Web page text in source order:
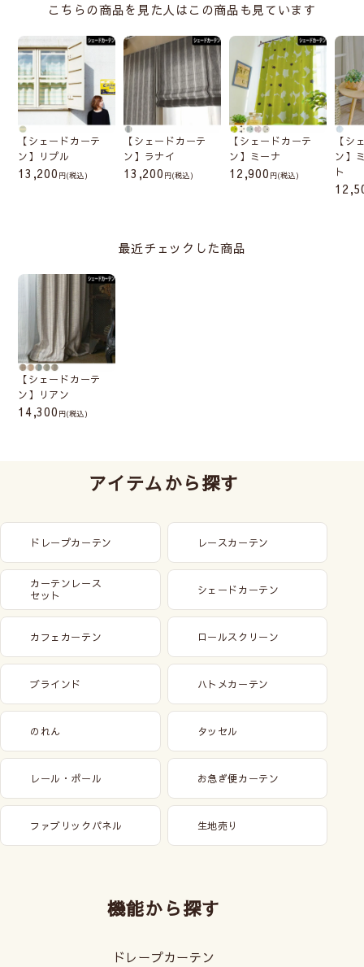
こちらの商品を見た人はこの商品も見ています
【シェードカーテ
ン】リプル
13,200 (税込)
【シェードカーテ
ン】ラナイ
13,200 (税込)
【シェードカーテ
ン】ミーナ
12,900 (税込)
【シ
ン】
ト
最近チェックした商品
【シェードカーテ
ン】リアン
14,300 (税込)
アイテムから探す
ドレープカーテン レースカーテン
カーテンレース
セット
シェードカーテン
カフェカーテン ロールスクリーン
ブラインド ハトメカーテン
のれん タッセル
レール・ポール お急ぎ便カーテン
ファブリックパネル 生地売り
機能から探す
ドレープカーテン